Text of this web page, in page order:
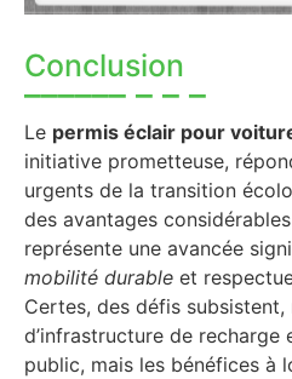
Conclusion
Le permis éclair pour
initiative prometteuse,
urgents de la transition
des avantages
représente une avancée
mobilité durable et
Certes, des défis
d’infrastructure de recharge
public, mais les bénéfices à